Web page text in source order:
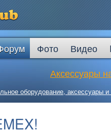
Фото Видео
Аксессуары
оборудование, аксессуары и